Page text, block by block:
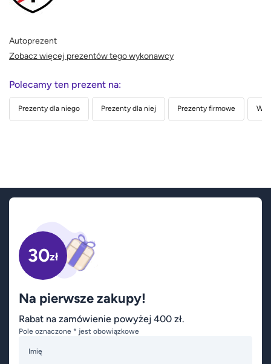
Autoprezent
Zobacz więcej prezentów tego wykonawcy
Polecamy ten prezent na:
Prezenty dla niego Prezenty dla niej Prezenty firmowe
30zł
Na pierwsze zakupy!
Rabat na zamówienie powyżej 400 zł.
Pole oznaczone * jest obowiązkowe
Imię